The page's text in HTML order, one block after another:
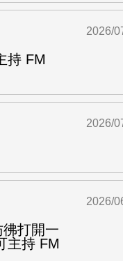
持 FM
2026/
2026/
打開一
主持 FM
2026/